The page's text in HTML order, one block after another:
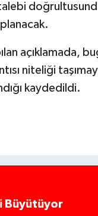
talebi
açıklamada,
niteliği
kaydedildi.
Büyütüyor